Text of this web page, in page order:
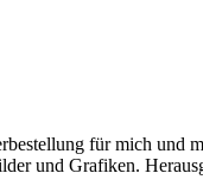
für mich und
und Grafiken.